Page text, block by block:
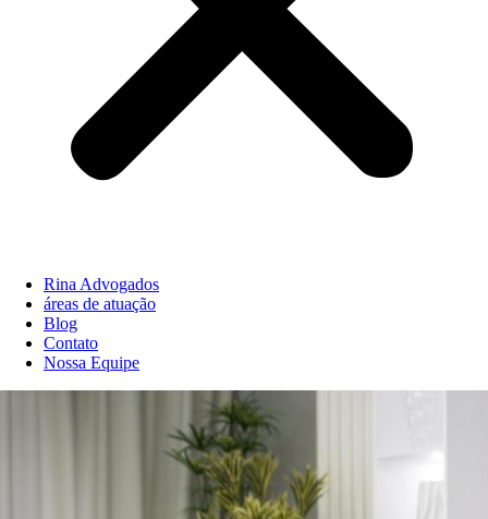
Rina Advogados
áreas de atuação
Blog
Contato
Nossa Equipe